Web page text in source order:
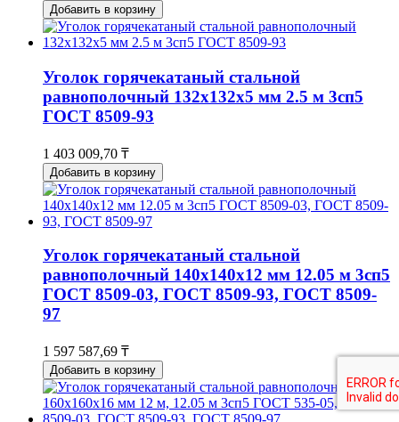
Добавить в корзину
Уголок горячекатаный стальной
равнополочный 132х132х5 мм 2.5 м 3сп5
ГОСТ 8509-93
1 403 009,70 ₸
Добавить в корзину
Уголок горячекатаный стальной
равнополочный 140х140х12 мм 12.05 м 3сп5
ГОСТ 8509-03, ГОСТ 8509-93, ГОСТ 8509-
97
1 597 587,69 ₸
Добавить в корзину